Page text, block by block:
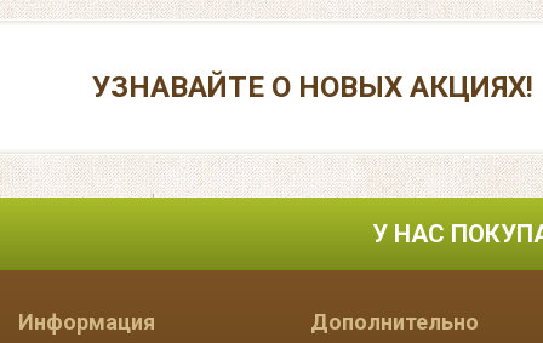
УЗНАВАЙТЕ О НОВЫХ АКЦИЯХ!
У НАС
Информация Дополнительно